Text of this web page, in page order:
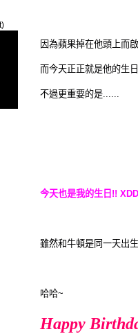
因為蘋果掉在他頭上而
而今天正正就是他的生
不過更重要的是......
今天也是我的生日!!
雖然和牛頓是同一天出
哈哈~
Happy